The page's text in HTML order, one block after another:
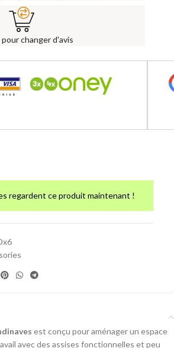
changer d'avis
regardent ce produit maintenant !
est conçu pour aménager un espace
avec des assises fonctionnelles et peu